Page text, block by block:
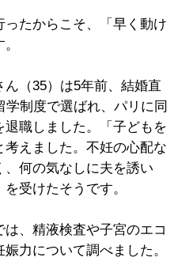
たからこそ、「早く動け
（35）は5年前、結婚直
制度で選ばれ、パリに同
職しました。「子どもを
えました。不妊の心配な
、何の気なしに夫を誘い
受けたそうです。
、精液検査や子宮のエコ
力について調べました。